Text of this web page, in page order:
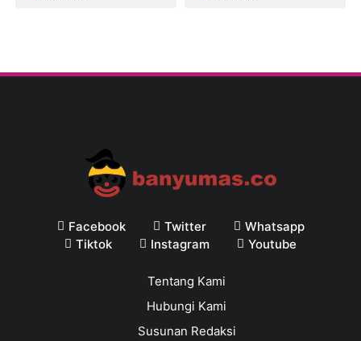
Facebook Twitter
Whatsapp
Tiktok
Instagram Youtube
Tentang Kami
Hubungi Kami
Susunan Redaksi